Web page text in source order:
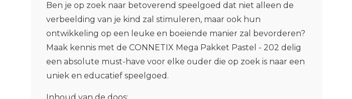
Ben je op zoek naar betoverend speelgoed dat niet alleen de
verbeelding van je kind zal stimuleren, maar ook hun
ontwikkeling op een leuke en boeiende manier zal bevorderen?
Maak kennis met de CONNETIX Mega Pakket Pastel - 202 delig
een absolute must-have voor elke ouder die op zoek is naar een
uniek en educatief speelgoed.